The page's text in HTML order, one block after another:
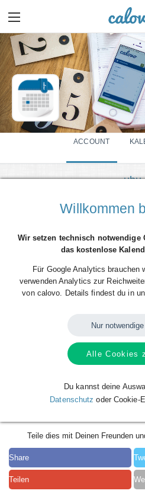
ACCOUNT
uhu
Mehr Details
Teile dies mit Deinen Freunden
Share
Teilen
Willkommen
Wir setzen technisch notwendige
das kostenlose
Für Google Analytics brauchen
verwenden Analytics zur
von calovo. Details findest du in
Nur
Alle Cookies
Du kannst deine
Datenschutz oder Cookie-